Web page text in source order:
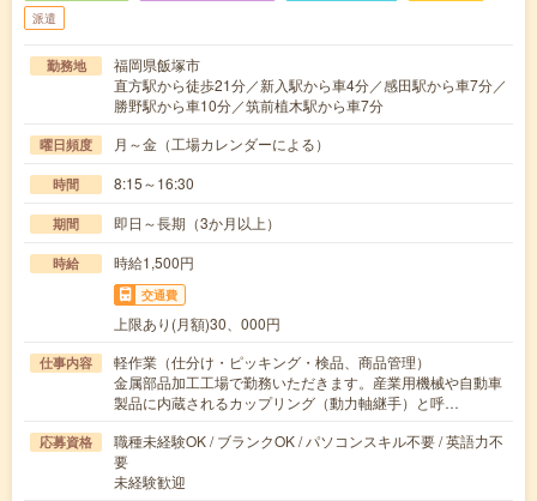
派遣
勤務地
福岡県飯塚市
直方駅から徒歩21分／新入駅から車4分／感田駅から車7分／
勝野駅から車10分／筑前植木駅から車7分
曜日頻度 月～金（工場カレンダーによる）
時間 8:15～16:30
期間 即日～長期（3か月以上）
時給 時給1,500円
交通費
上限あり(月額)30、000円
仕事内容
軽作業（仕分け・ピッキング・検品、商品管理）
金属部品加工工場で勤務いただきます。産業用機械や自動車
製品に内蔵されるカップリング（動力軸継手）と呼…
応募資格
職種未経験OK / ブランクOK / パソコンスキル不要 / 英語力不
要
未経験歓迎